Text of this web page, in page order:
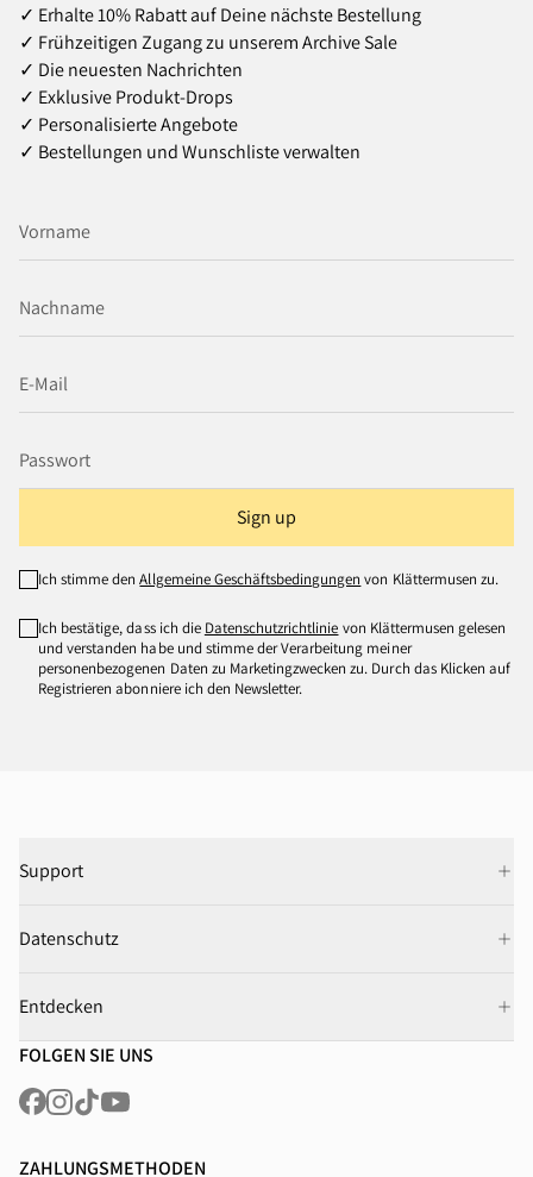
✓ Erhalte 10% Rabatt auf Deine nächste Bestellung
✓ Frühzeitigen Zugang zu unserem Archive Sale
✓ Die neuesten Nachrichten
✓ Exklusive Produkt‑Drops
✓ Personalisierte Angebote
✓ Bestellungen und Wunschliste verwalten
Sign up
Ich stimme denAllgemeine Geschäftsbedingungen von Klättermusen zu.
Ich bestätige, dass ich die Datenschutzrichtlinie von Klättermusen gelesen
und verstanden habe und stimme der Verarbeitung meiner
personenbezogenen Daten zu Marketingzwecken zu. Durch das Klicken auf
Registrieren abonniere ich den Newsletter.
Support
Datenschutz
Entdecken
FOLGEN SIE UNS
ZAHLUNGSMETHODEN